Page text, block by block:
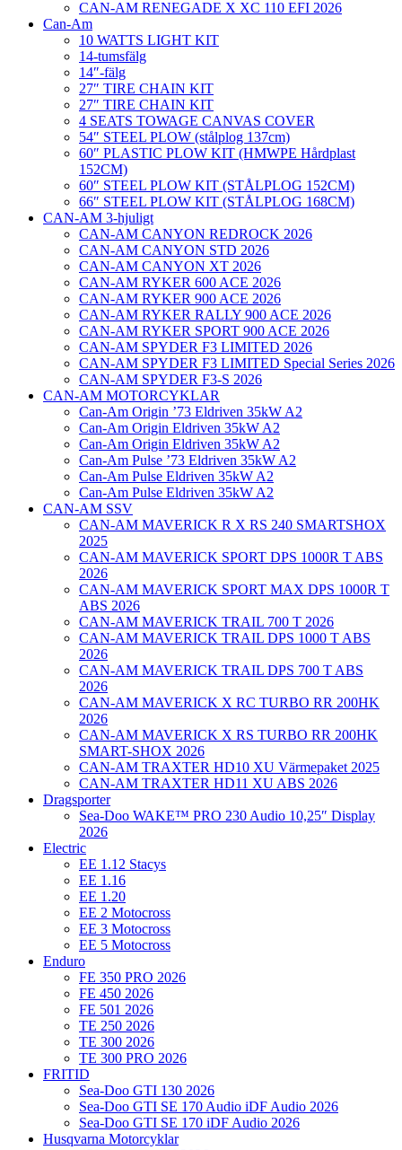
CAN-AM RENEGADE X XC 110 EFI 2026
Can-Am
10 WATTS LIGHT KIT
14-tumsfälg
14″-fälg
27″ TIRE CHAIN KIT
27″ TIRE CHAIN KIT
4 SEATS TOWAGE CANVAS COVER
54″ STEEL PLOW (stålplog 137cm)
60″ PLASTIC PLOW KIT (HMWPE Hårdplast
152CM)
60″ STEEL PLOW KIT (STÅLPLOG 152CM)
66″ STEEL PLOW KIT (STÅLPLOG 168CM)
CAN-AM 3-hjuligt
CAN-AM CANYON REDROCK 2026
CAN-AM CANYON STD 2026
CAN-AM CANYON XT 2026
CAN-AM RYKER 600 ACE 2026
CAN-AM RYKER 900 ACE 2026
CAN-AM RYKER RALLY 900 ACE 2026
CAN-AM RYKER SPORT 900 ACE 2026
CAN-AM SPYDER F3 LIMITED 2026
CAN-AM SPYDER F3 LIMITED Special Series 2026
CAN-AM SPYDER F3-S 2026
CAN-AM MOTORCYKLAR
Can-Am Origin ’73 Eldriven 35kW A2
Can-Am Origin Eldriven 35kW A2
Can-Am Origin Eldriven 35kW A2
Can-Am Pulse ’73 Eldriven 35kW A2
Can-Am Pulse Eldriven 35kW A2
Can-Am Pulse Eldriven 35kW A2
CAN-AM SSV
CAN-AM MAVERICK R X RS 240 SMARTSHOX
2025
CAN-AM MAVERICK SPORT DPS 1000R T ABS
2026
CAN-AM MAVERICK SPORT MAX DPS 1000R T
ABS 2026
CAN-AM MAVERICK TRAIL 700 T 2026
CAN-AM MAVERICK TRAIL DPS 1000 T ABS
2026
CAN-AM MAVERICK TRAIL DPS 700 T ABS
2026
CAN-AM MAVERICK X RC TURBO RR 200HK
2026
CAN-AM MAVERICK X RS TURBO RR 200HK
SMART-SHOX 2026
CAN-AM TRAXTER HD10 XU Värmepaket 2025
CAN-AM TRAXTER HD11 XU ABS 2026
Dragsporter
Sea-Doo WAKE™ PRO 230 Audio 10,25″ Display
2026
Electric
EE 1.12 Stacys
EE 1.16
EE 1.20
EE 2 Motocross
EE 3 Motocross
EE 5 Motocross
Enduro
FE 350 PRO 2026
FE 450 2026
FE 501 2026
TE 250 2026
TE 300 2026
TE 300 PRO 2026
FRITID
Sea-Doo GTI 130 2026
Sea-Doo GTI SE 170 Audio iDF Audio 2026
Sea-Doo GTI SE 170 iDF Audio 2026
Husqvarna Motorcyklar